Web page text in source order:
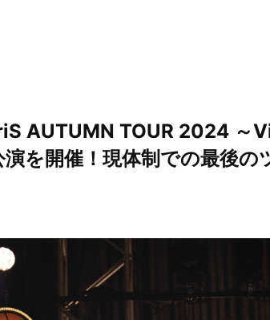
AUTUMN TOUR 2024 ～
演を開催！現体制での最後